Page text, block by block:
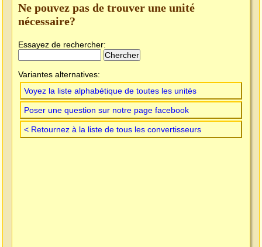
Ne pouvez pas de trouver une unité
nécessaire?
Essayez de rechercher:
Variantes alternatives:
Voyez la liste alphabétique de toutes les unités
Poser une question sur notre page facebook
< Retournez à la liste de tous les convertisseurs